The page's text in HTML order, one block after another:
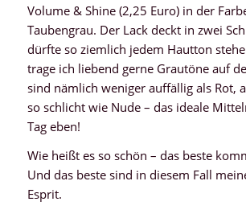
Volume & Shine (2,25 Euro) in der
Taubengrau. Der Lack deckt in zwei
dürfte so ziemlich jedem Hautton
trage ich liebend gerne Grautöne auf
sind nämlich weniger auffällig als Rot,
so schlicht wie Nude – das ideale
Tag eben!
Wie heißt es so schön – das beste
Und das beste sind in diesem Fall
Esprit.